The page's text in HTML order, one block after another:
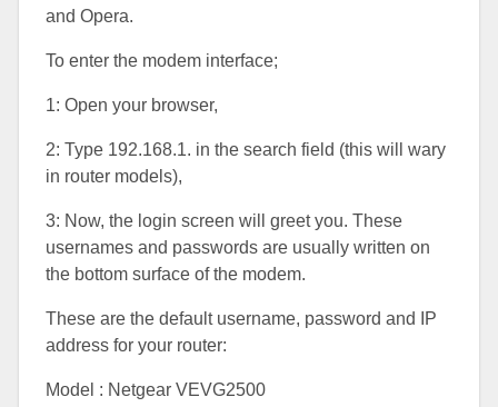
and Opera.
To enter the modem interface;
1: Open your browser,
2: Type 192.168.1. in the search field (this will wary
in router models),
3: Now, the login screen will greet you. These
usernames and passwords are usually written on
the bottom surface of the modem.
These are the default username, password and IP
address for your router:
Model : Netgear VEVG2500